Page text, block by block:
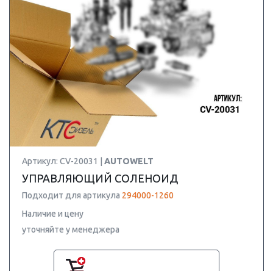
Артикул: CV-20031 | AUTOWELT
УПРАВЛЯЮЩИЙ СОЛЕНОИД
Подходит для артикула 294000-1260
Наличие и цену
уточняйте у менеджера